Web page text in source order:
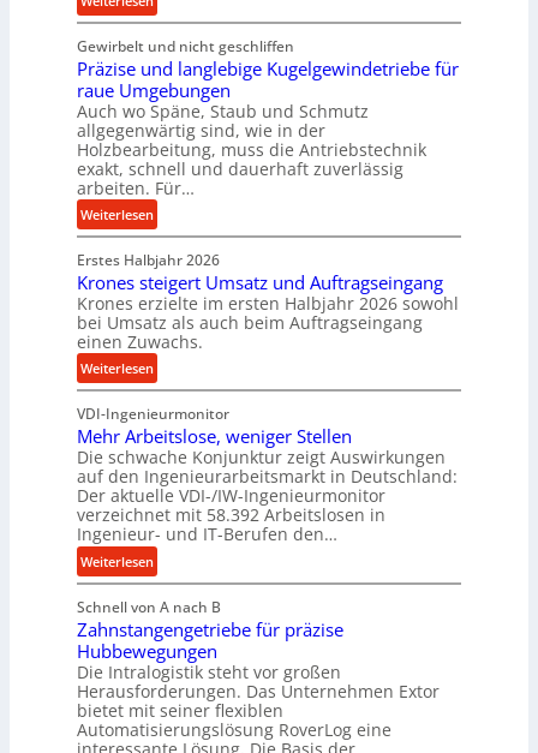
o
r
m
a
n
c
e
b
e
i
m
D
r
ü
c
k
p
r
o
z
e
s
s
K
u
g
e
l
g
e
w
i
n
e
t
r
i
b
u
n
d
H
y
d
r
a
l
i
k
i
m
V
Gewirbelt und nicht geschliffen
Präzise und langlebige Kugelgewindetriebe für
raue Umgebungen
Auch wo Späne, Staub und Schmutz
allgegenwärtig sind, wie in der
Holzbearbeitung, muss die Antriebstechnik
exakt, schnell und dauerhaft zuverlässig
arbeiten. Für…
Weiterlesen:
P
r
ä
z
i
s
e
u
n
d
l
a
n
g
e
b
i
g
e
K
u
g
Erstes Halbjahr 2026
Krones steigert Umsatz und Auftragseingang
Krones erzielte im ersten Halbjahr 2026 sowohl
bei Umsatz als auch beim Auftragseingang
einen Zuwachs.
Weiterlesen:
K
r
o
n
e
s
s
t
e
g
e
r
t
U
m
VDI-Ingenieurmonitor
Mehr Arbeitslose, weniger Stellen
Die schwache Konjunktur zeigt Auswirkungen
auf den Ingenieurarbeitsmarkt in Deutschland:
Der aktuelle VDI-/IW-Ingenieurmonitor
verzeichnet mit 58.392 Arbeitslosen in
Ingenieur- und IT-Berufen den…
Weiterlesen:
M
e
h
r
A
r
b
e
Schnell von A nach B
Zahnstangengetriebe für präzise
Hubbewegungen
Die Intralogistik steht vor großen
Herausforderungen. Das Unternehmen Extor
bietet mit seiner flexiblen
Automatisierungslösung RoverLog eine
interessante Lösung. Die Basis der